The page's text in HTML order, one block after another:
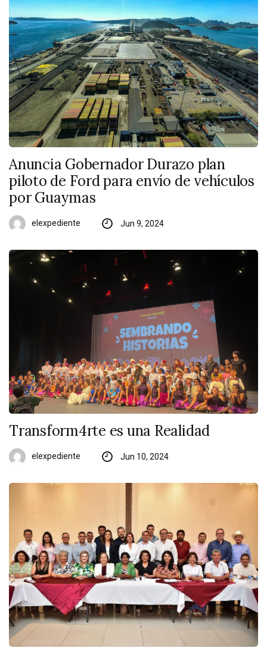
Anuncia Gobernador Durazo plan
piloto de Ford para envío de vehículos
por Guaymas
elexpediente Jun 9, 2024
Transform4rte es una Realidad
elexpediente Jun 10, 2024